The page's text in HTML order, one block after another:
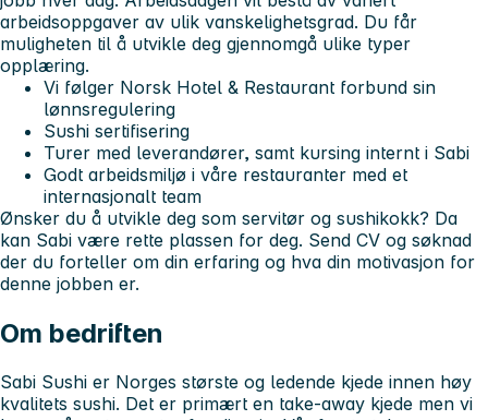
arbeidsoppgaver av ulik vanskelighetsgrad. Du får
muligheten til å utvikle deg gjennomgå ulike typer
opplæring.
Vi følger Norsk Hotel & Restaurant forbund sin
lønnsregulering
Sushi sertifisering
Turer med leverandører, samt kursing internt i Sabi
Godt arbeidsmiljø i våre restauranter med et
internasjonalt team
Ønsker du å utvikle deg som servitør og sushikokk? Da
kan Sabi være rette plassen for deg. Send CV og søknad
der du forteller om din erfaring og hva din motivasjon for
denne jobben er.
Om bedriften
Sabi Sushi er Norges største og ledende kjede innen høy
kvalitets sushi. Det er primært en take-away kjede men vi